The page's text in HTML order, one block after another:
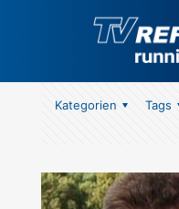
Kategorien Tags